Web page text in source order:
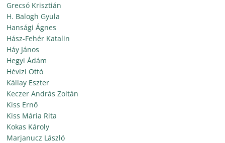
Grecsó Krisztián
H. Balogh Gyula
Hansági Ágnes
Hász-Fehér Katalin
Háy János
Hegyi Ádám
Hévizi Ottó
Kállay Eszter
Keczer András Zoltán
Kiss Ernő
Kiss Mária Rita
Kokas Károly
Marjanucz László